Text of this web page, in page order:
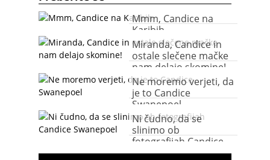
Mmm, Candice na
Karibih
Miranda, Candice in
ostale slečene mačke
nam delajo skomine!
Ne moremo verjeti, da
je to Candice
Swanepoel
Ni čudno, da se
slinimo ob
fotografijah Candice
Swanepoel